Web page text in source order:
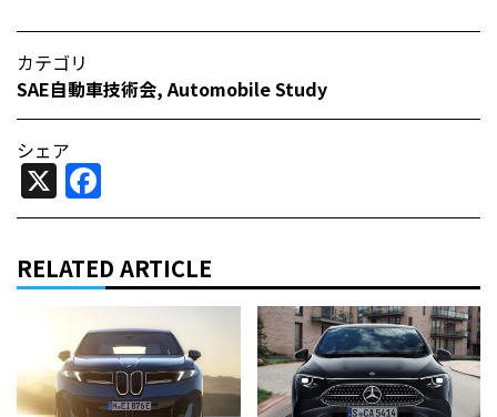
カテゴリ
SAE自動車技術会,Automobile Study
シェア
X
RELATED ARTICLE